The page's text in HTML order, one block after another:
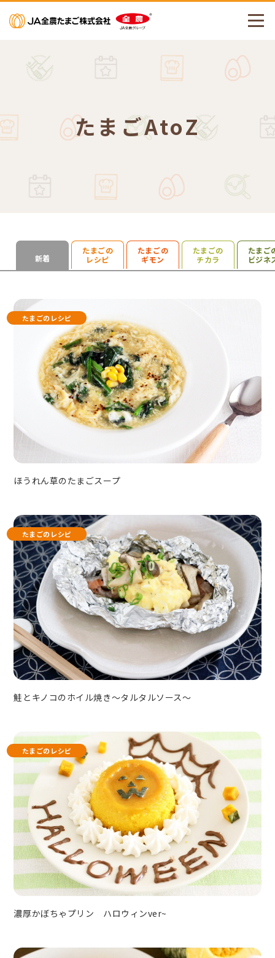
メニューを開く
たまごAtoZ
新着
たまごの
レシピ
たまごの
ギモン
たまごの
チカラ
たまご
ビジネ
検索を開く
たまごのレシピ
ほうれん草のたまごスープ
たまごのレシピ
鮭とキノコのホイル焼き～タルタルソース～
たまごのレシピ
濃厚かぼちゃプリン ハロウィンver~